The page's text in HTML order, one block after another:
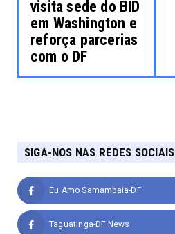
visita sede do BID
em Washington e
reforça parcerias
com o DF
SIGA-NOS NAS REDES SOCIAIS
Eu Amo Samambaia-DF
Taguatinga-DF News